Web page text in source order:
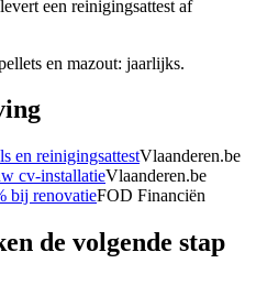
een reinigingsattest af
en mazout: jaarlijks.
en reinigingsattestVlaanderen.be
cv-installatieVlaanderen.be
bij renovatieFOD Financiën
de volgende stap